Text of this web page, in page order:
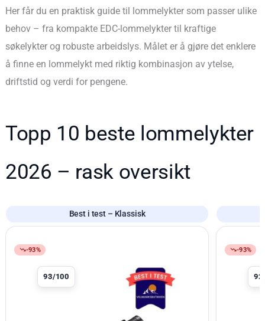
Her får du en praktisk guide til lommelykter som passer ulike
behov – fra kompakte EDC-lommelykter til kraftige
søkelykter og robuste arbeidslys. Målet er å gjøre det enklere
å finne en lommelykt med riktig kombinasjon av ytelse,
driftstid og verdi for pengene.
Topp 10 beste lommelykter
2026 – rask oversikt
Produkt 1 av 10
Best i test – Klassisk
-93%
93/100
Produkt 2
-93%